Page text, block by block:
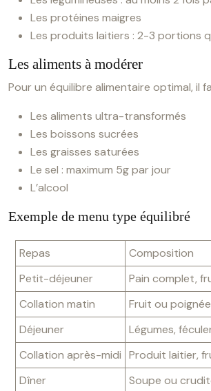
Les protéines maigres
Les produits laitiers : 2-3 portions
Les aliments à modérer
Pour un équilibre alimentaire optimal, il
Les aliments ultra-transformés
Les boissons sucrées
Les graisses saturées
Le sel : maximum 5g par jour
L’alcool
Exemple de menu type équilibré
Repas
Composition
Petit-déjeuner
Pain complet,
Collation matin
Fruit ou
Déjeuner
Légumes,
Collation après-midi Produit laitier,
Dîner
Soupe ou